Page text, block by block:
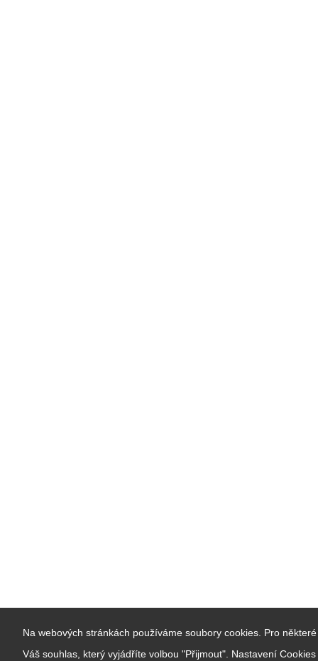
Na webových stránkách používáme soubory cookies. Pro
Váš souhlas, který vyjádříte volbou "Přijmout". Nastavení